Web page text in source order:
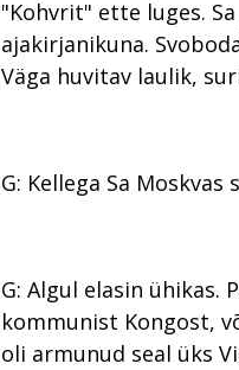
"Kohvrit" ette luges.
ajakirjanikuna.
Väga huvitav laulik,
G: Kellega Sa Moskvas
G: Algul elasin ühikas.
kommunist Kongost,
oli armunud seal üks